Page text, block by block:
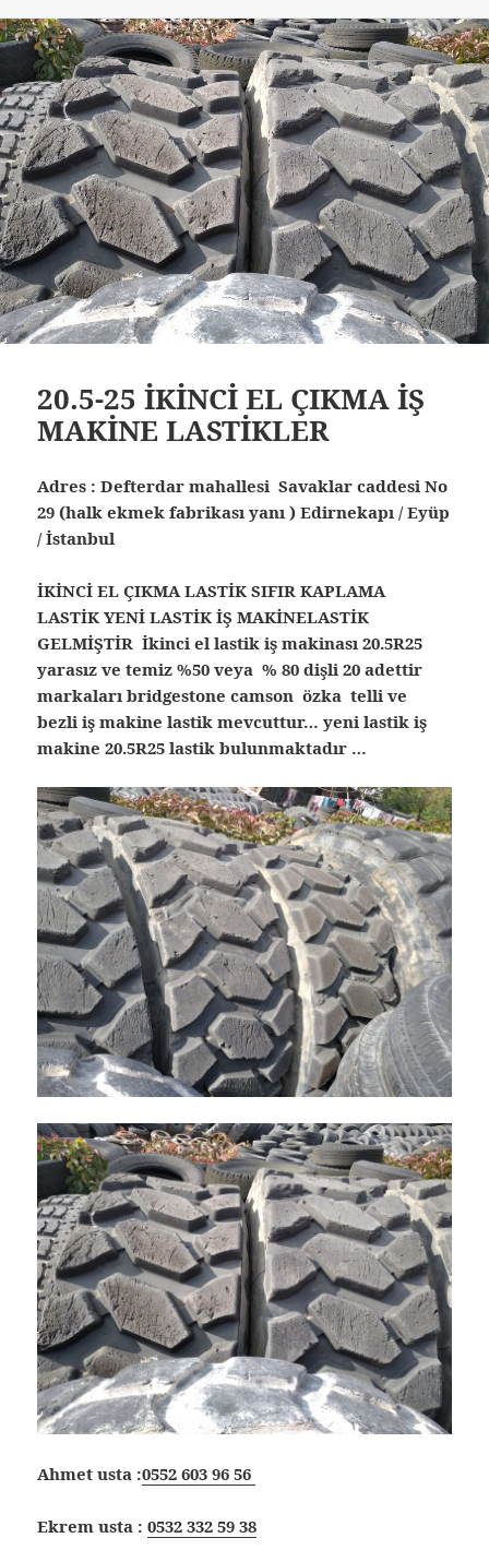
20.5-25 İKİNCİ EL ÇIKMA İŞ
MAKİNE LASTİKLER
Adres : Defterdar mahallesi Savaklar caddesi No
29 (halk ekmek fabrikası yanı ) Edirnekapı / Eyüp
/ İstanbul
İKİNCİ EL ÇIKMA LASTİK SIFIR KAPLAMA
LASTİK YENİ LASTİK İŞ MAKİNELASTİK
GELMİŞTİR İkinci el lastik iş makinası 20.5R25
yarasız ve temiz %50 veya % 80 dişli 20 adettir
markaları bridgestone camson özka telli ve
bezli iş makine lastik mevcuttur… yeni lastik iş
makine 20.5R25 lastik bulunmaktadır …
Ahmet usta :0552 603 96 56
Ekrem usta :0532 332 59 38